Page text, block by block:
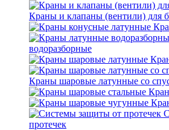
Краны и клапаны (вентили) для
водоразборные
Краны шаровые латунные со
протечек